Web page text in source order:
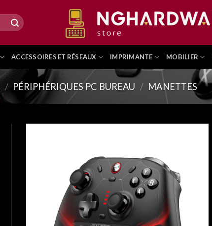
ACCESSOIRES ET RÉSEAUX IMPRIMANTE MOBILIER
/ PÉRIPHÉRIQUES PC BUREAU / MANETTES